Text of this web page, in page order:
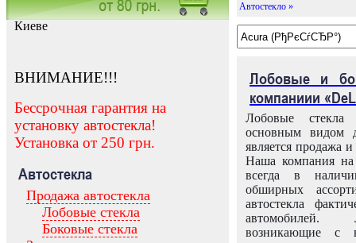
Заказать установку автостекла в
Киеве
ВНИМАНИЕ!!!
Бессрочная гарантия на
установку автостекла!
Установка от 250 грн.
Автостекла
Продажа автостекла
Лобовые стекла
Боковые стекла
Автостекло »
Лобовые и
компаниии
Лобовые
основным видом
является продажа и
Наша компания на
всегда в
обширных
автостекла
возникающие с